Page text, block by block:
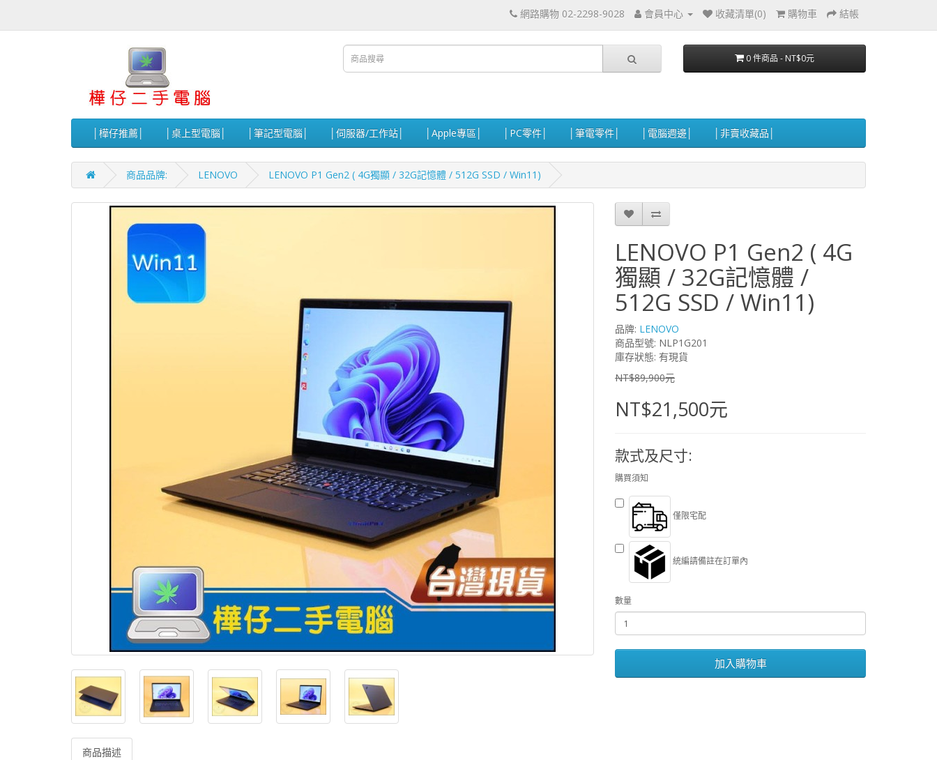
網路購物 02-2298-9028 會員中心 收藏清單(0) 購物車 結帳
0 件商品 - NT$0元
│樺仔推薦│ │桌上型電腦│ │筆記型電腦│ │伺服器/工作站│ │Apple專區│ │PC零件│ │筆電零件│ │電腦週邊│ │非賣收藏品│
商品品牌: LENOVO LENOVO P1 Gen2 ( 4G獨顯 / 32G記憶體 / 512G SSD / Win11)
商品描述
LENOVO P1 Gen2 ( 4G
獨顯 / 32G記憶體 /
512G SSD / Win11)
品牌: LENOVO
商品型號: NLP1G201
庫存狀態: 有現貨
NT$89,900元
NT$21,500元
款式及尺寸:
購買須知
僅限宅配
統編請備註在訂單內
數量
加入購物車